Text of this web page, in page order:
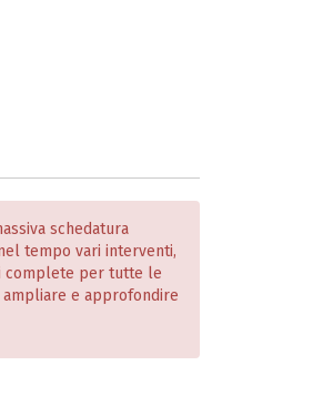
schedatura
tempo vari interventi,
complete per tutte le
e approfondire